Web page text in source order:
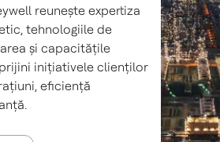
reunește expertiza
tehnologiile de
și capacitățile
inițiativele clienților
eficiență